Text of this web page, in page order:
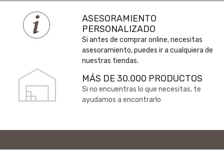
ASESORAMIENTO
PERSONALIZADO
Si antes de comprar online, necesitas
asesoramiento, puedes ir a cualquiera de
nuestras tiendas.
MÁS DE 30.000 PRODUCTOS
Si no encuentras lo que necesitas, te
ayudamos a encontrarlo